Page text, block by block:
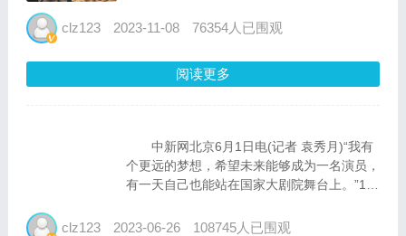
质、车辆行驶区域： 保险公司在定价时会
及车辆行...
clz123 2023-11-08 76354人已围观
阅读更多
中新网北京6月1日电(记者 袁秀月)“我有
个更远的梦想，希望未来能够成为一名演员，
有一天自己也能站在国家大剧院舞台上。”14
在家乡玉树，成来文毛曾去过几次剧院，
clz123 2023-06-26 108745人已围观